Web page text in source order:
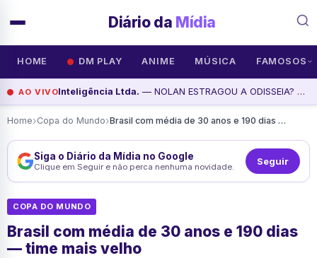
Diário da Mídia
HOME DM PLAY ANIME MÚSICA FAMOSOS
AO VIVOInteligência Ltda. — NOLAN ESTRAGOU A ODISSEIA? THIAGO BRAGA - Inteligência Ltda. Podcast #1900, assista agora
Home›Copa do Mundo› Brasil com média de 30 anos e 190 dias — time mais velho
Siga o Diário da Mídia no Google
Clique em Seguir e não perca nenhuma novidade. Seguir
COPA DO MUNDO
Brasil com média de 30 anos e 190 dias
— time mais velho